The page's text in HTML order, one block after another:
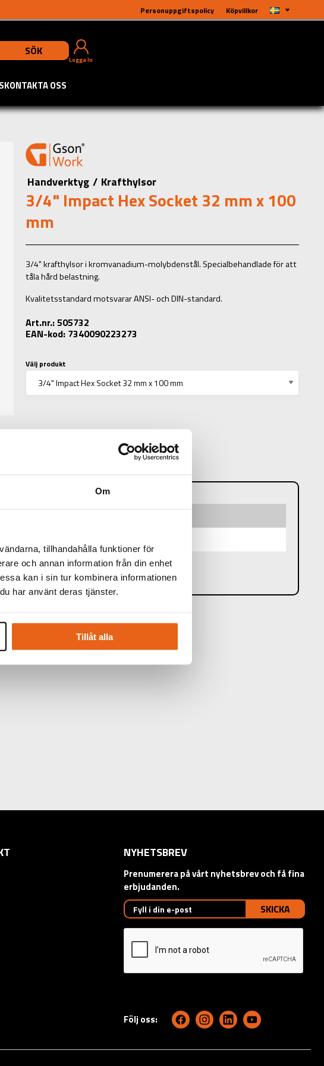
Om
tillhandahålla funktioner för
och annan information från din enhet
kan i sin tur kombinera informationen
har använt deras tjänster.
Tillåt alla
Personuppgiftspolicy Köpvillkor
SÖK
Logga In
KONTAKTA OSS
Handverktyg / Krafthylsor
3/4" Impact Hex Socket 32 mm x 100
mm
3/4" krafthylsor i kromvanadium-molybdenstål. Specialbehandlade för att
tåla hård belastning.
Kvalitetsstandard motsvarar ANSI- och DIN-standard.
Art.nr.: 505732
EAN-kod: 7340090223273
Välj produkt
NYHETSBREV
Prenumerera på vårt nyhetsbrev och få fina
erbjudanden.
SKICKA
Följ oss: